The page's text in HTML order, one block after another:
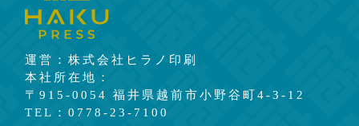
運営：株式会社ヒラノ印刷
本社所在地：
〒915-0054 福井県越前市小野谷町4-3-12
TEL：0778-23-7100